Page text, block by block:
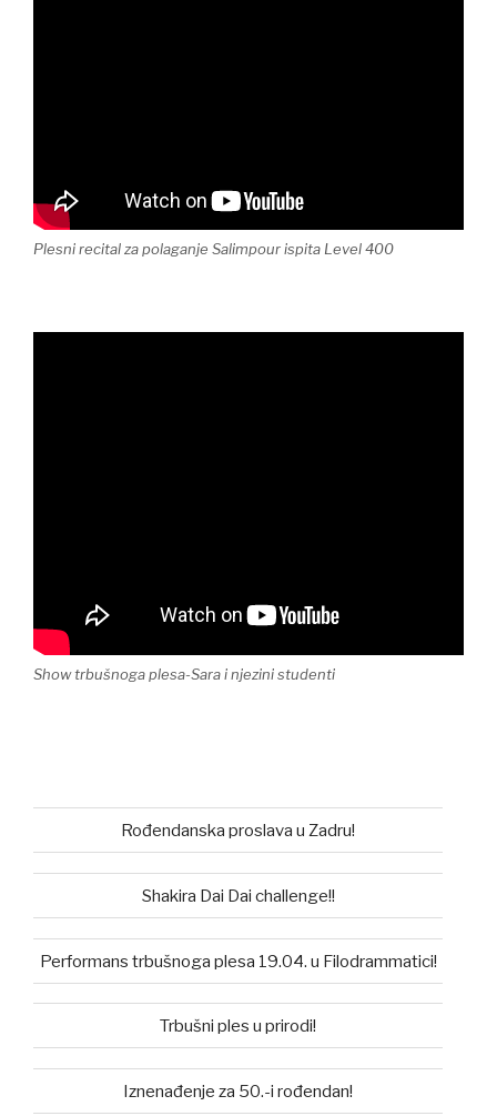
Plesni recital za polaganje Salimpour ispita Level 400
Show trbušnoga plesa-Sara i njezini studenti
Rođendanska proslava u Zadru!
Shakira Dai Dai challenge!!
Performans trbušnoga plesa 19.04. u Filodrammatici!
Trbušni ples u prirodi!
Iznenađenje za 50.-i rođendan!